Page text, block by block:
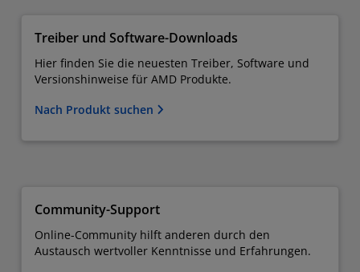
Treiber und Software-Downloads
Hier finden Sie die neuesten Treiber, Software und
Versionshinweise für AMD Produkte.
Nach Produkt suchen
Community-Support
Online-Community hilft anderen durch den
Austausch wertvoller Kenntnisse und Erfahrungen.